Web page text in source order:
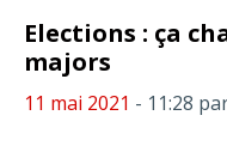
Elections : ça
majors
11 mai 2021 - 11:28